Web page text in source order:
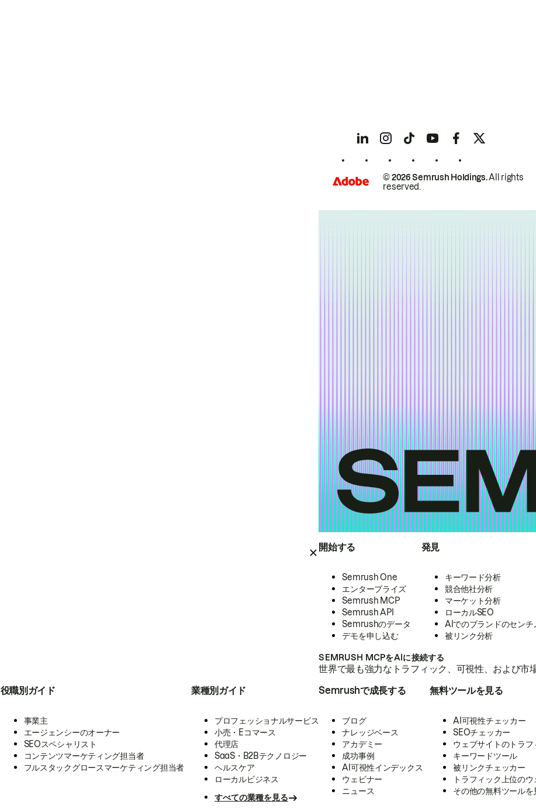
開始する
Semrush One
エンタープライズ
Semrush MCP
Semrush API
Semrushのデータ
デモを申し込む
発見
キーワード分析
競合他社分析
マーケット分析
ローカルSEO
AIでのブランドのセンチ
被リンク分析
SEMRUSH MCPをAIに接続する
世界で最も強力なトラフィック、可視性、および
役職別ガイド
事業主
エージェンシーのオーナー
SEOスペシャリスト
コンテンツマーケティング担当者
フルスタックグロースマーケティング担当者
業種別ガイド
プロフェッショナルサービス
小売・Eコマース
代理店
SaaS・B2Bテクノロジー
ヘルスケア
ローカルビジネス
すべての業種を見る
Semrushで成長する
ブログ
ナレッジベース
アカデミー
成功事例
AI可視性インデックス
ウェビナー
ニュース
無料ツールを見る
AI可視性チェッカー
SEOチェッカー
ウェブサイトのトラ
キーワードツール
被リンクチェッカー
トラフィック上位の
その他の無料ツールを
© 2026 Semrush Holdings.All rights
reserved.